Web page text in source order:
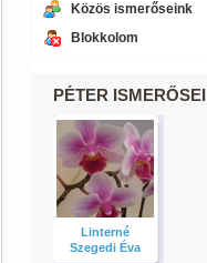
Közös ismerőseink
Blokkolom
PÉTER ISMERŐSEI
Linterné
Szegedi Éva